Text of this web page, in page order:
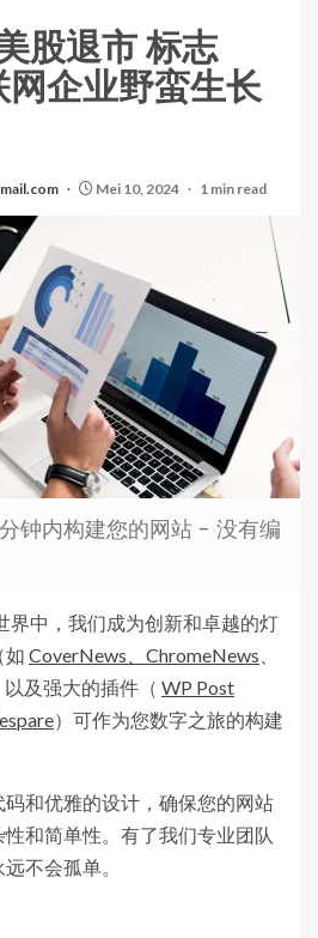
股退市 标志
企业野蛮生长
Mei 10, 2024 1 min read
钟内构建您的网站 - 没有编
界中，我们成为创新和卓越的灯
如 CoverNews 、ChromeNews
以及强大的插件（ WP Post
）可作为您数字之旅的构建
和优雅的设计，确保您的网站
和简单性。有了我们专业团队
不会孤单。